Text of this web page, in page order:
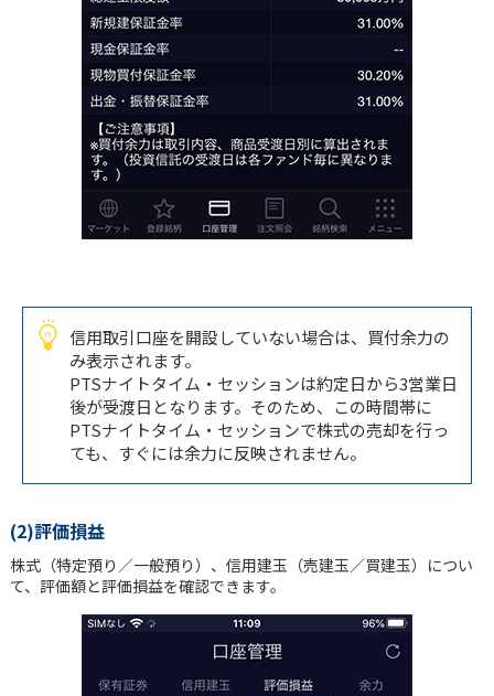
信用取引口座を開設していない場合は、買付余力の
み表示されます。
PTSナイトタイム・セッションは約定日から3営業日
後が受渡日となります。そのため、この時間帯に
PTSナイトタイム・セッションで株式の売却を行っ
ても、すぐには余力に反映されません。
(2)評価損益
株式（特定預り／一般預り）、信用建玉（売建玉／買建玉）につい
て、評価額と評価損益を確認できます。